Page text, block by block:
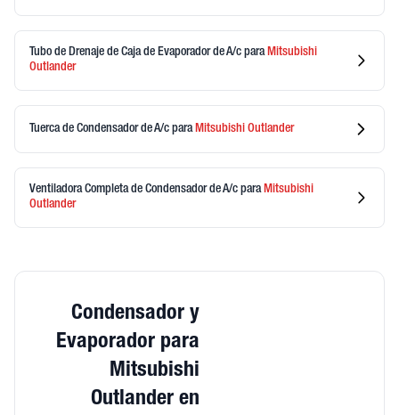
Tubo de Drenaje de Caja de Evaporador de A/c paraMitsubishi
Outlander
Tuerca de Condensador de A/c para Mitsubishi Outlander
Ventiladora Completa de Condensador de A/c paraMitsubishi
Outlander
Condensador y
Evaporador para
Mitsubishi
Outlander en